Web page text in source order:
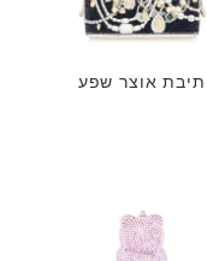
תיבת אוצר שפע